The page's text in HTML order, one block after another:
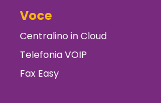
Voce
Centralino in Cloud
Telefonia VOIP
Fax Easy